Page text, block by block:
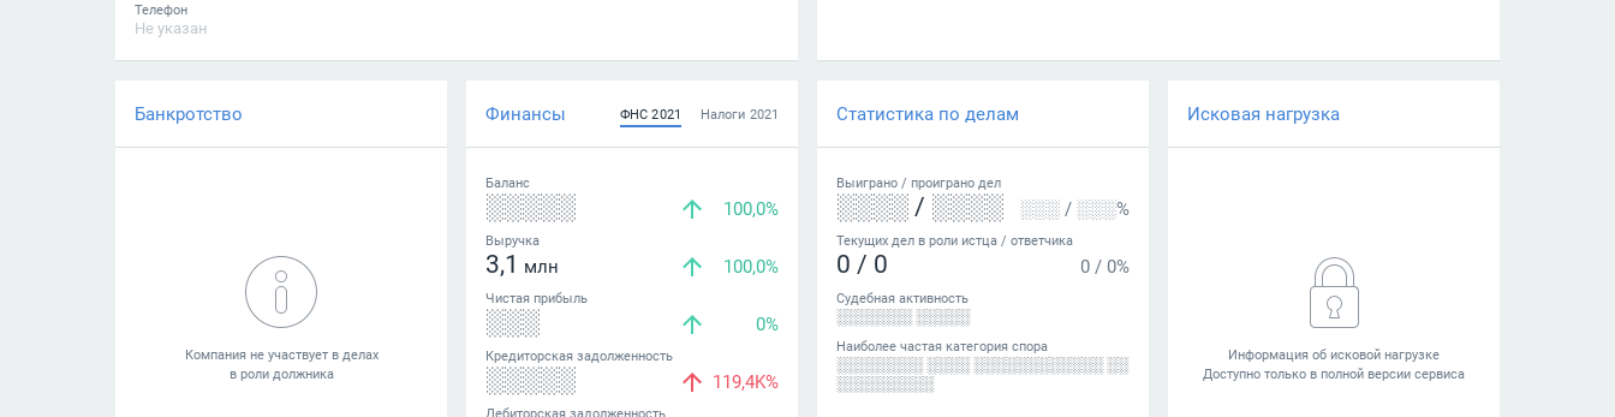
Телефон
Не указан
Банкротство Финансы ФНС 2021 Налоги 2021
Баланс
░░░░░ 100,0%
Выручка
3,1 млн 100,0%
Чистая прибыль
░░░ 0%
Кредиторская задолженность
░░░░░ 119,4K%
Дебиторская задолженность
Статистика по делам
Выиграно / проиграно дел
░░░░ / ░░░░ ░░░ / ░░░%
Текущих дел в роли истца / ответчика
0 / 0 0 / 0%
Судебная активность
░░░░░░░ ░░░░░
Наиболее частая категория спора
░░░░░░░░ ░░░░ ░░░░░░░░░░░░ ░░
░░░░░░░░░
Исковая нагрузка